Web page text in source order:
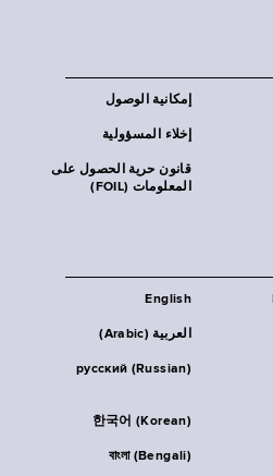
إمكانية الوصول
إخلاء المسؤولية
قانون حرية الحصول على
المعلومات (FOIL)
English
العربية (Arabic)
русский (Russian)
한국어 (Korean)
বাংলা (Bengali)